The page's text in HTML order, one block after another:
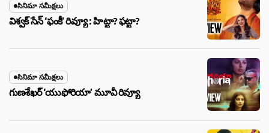
సినిమా సమీక్షలు
విశ్వక్ సేన్ ‘ఫంకీ’ రివ్యూ : హిట్టా? ఫట్టా?
సినిమా సమీక్షలు
గుణశేఖర్ ‘యుఫోరియా’ మూవీ రివ్యూ